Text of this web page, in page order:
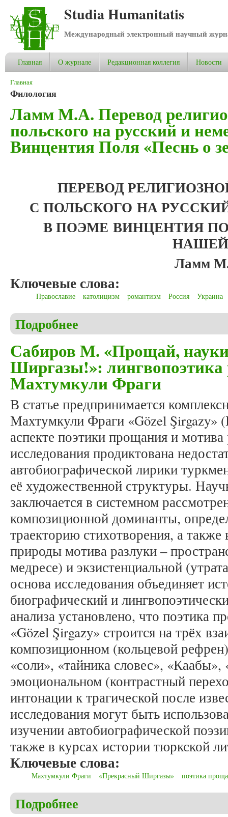
Studia Humanitatis
Международный электронный научный
Главная О журнале Редакционная коллегия Новости
Вы здесь
Главная
Филология
Ламм М.А. Перевод
польского на русский и
Винцентия Поля «Песнь о
ПЕРЕВОД
С ПОЛЬСКОГО НА
В ПОЭМЕ ВИНЦЕНТИЯ
Ламм
Ключевые слова:
Православие католицизм романтизм Россия Украина
Подробнее
Сабиров М. «Прощай,
Ширгазы!»: лингвопоэтика
Махтумкули Фраги
В статье предпринимается
Махтумкули Фраги «Gözel
аспекте поэтики прощания и
исследования продиктована
автобиографической лирики
её художественной структуры.
заключается в системном
композиционной доминанты,
траекторию стихотворения, а
природы мотива разлуки –
медресе) и экзистенциальной
основа исследования объединяет
биографический и
анализа установлено, что поэтика
«Gözel Şirgazy» строится на трёх
композиционном (кольцевой
«соли», «тайника словес»,
эмоциональном (контрастный
интонации к трагической после
исследования могут быть
изучении автобиографической
также в курсах истории тюркской
Ключевые слова:
Махтумкули Фраги «Прекрасный Ширгазы» поэтика
Подробнее